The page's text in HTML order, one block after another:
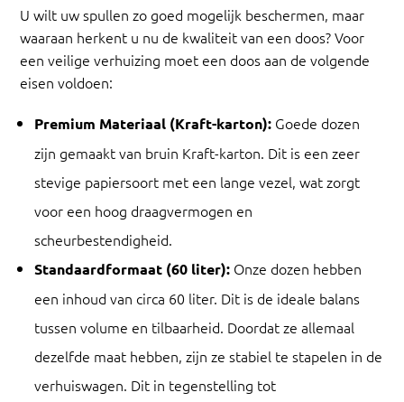
U wilt uw spullen zo goed mogelijk beschermen, maar
waaraan herkent u nu de kwaliteit van een doos? Voor
een veilige verhuizing moet een doos aan de volgende
eisen voldoen:
Premium Materiaal (Kraft-karton): Goede dozen
zijn gemaakt van bruin Kraft-karton. Dit is een zeer
stevige papiersoort met een lange vezel, wat zorgt
voor een hoog draagvermogen en
scheurbestendigheid.
Standaardformaat (60 liter): Onze dozen hebben
een inhoud van circa 60 liter. Dit is de ideale balans
tussen volume en tilbaarheid. Doordat ze allemaal
dezelfde maat hebben, zijn ze stabiel te stapelen in de
verhuiswagen. Dit in tegenstelling tot